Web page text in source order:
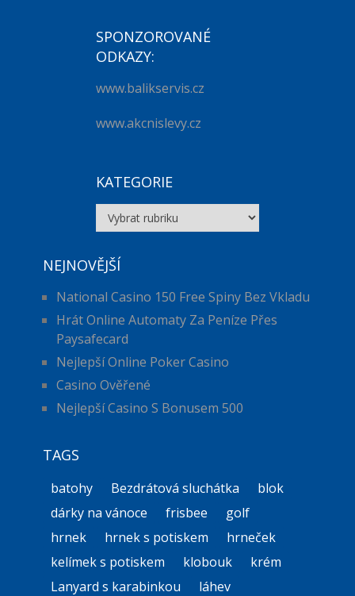
SPONZOROVANÉ
ODKAZY:
www.balikservis.cz
www.akcnislevy.cz
KATEGORIE
Kategorie
NEJNOVĚJŠÍ
National Casino 150 Free Spiny Bez Vkladu
Hrát Online Automaty Za Peníze Přes
Paysafecard
Nejlepší Online Poker Casino
Casino Ověřené
Nejlepší Casino S Bonusem 500
TAGS
batohy Bezdrátová sluchátka
blok
dárky na vánoce
frisbee
golf
hrnek
hrnek s potiskem
hrneček
kelímek s potiskem
klobouk
krém
Lanyard s karabinkou
láhev